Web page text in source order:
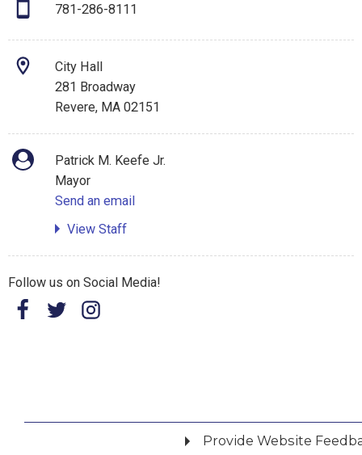
781-286-8111
City Hall
281 Broadway
Revere, MA 02151
Patrick M. Keefe Jr.
Mayor
Send an email
View Staff
Follow us on Social Media!
Provide Website